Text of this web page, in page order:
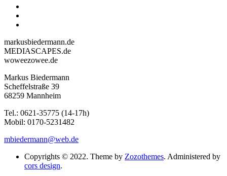
markusbiedermann.de
MEDIASCAPES.de
woweezowee.de
Markus Biedermann
Scheffelstraße 39
68259 Mannheim
Tel.: 0621-35775 (14-17h)
Mobil: 0170-5231482
mbiedermann@web.de
Copyrights © 2022. Theme by Zozothemes. Administered by
cors design.